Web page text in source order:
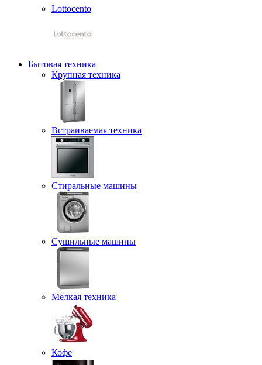
Lottocento
Бытовая техника
Крупная техника
Встраиваемая техника
Стиральные машины
Сушильные машины
Мелкая техника
Кофе